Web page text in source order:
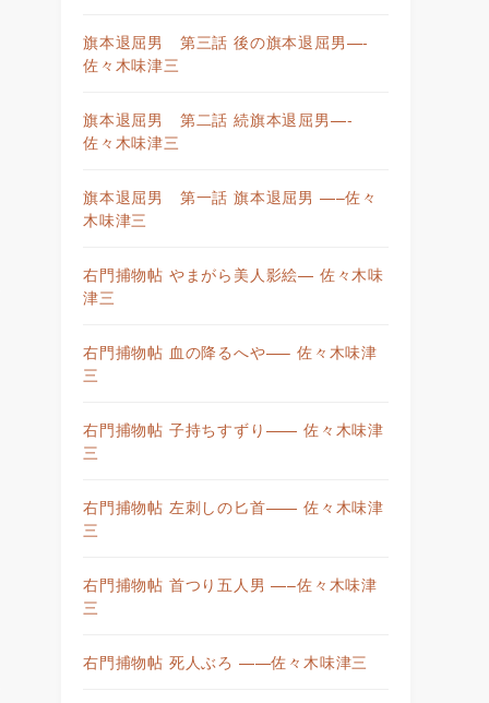
旗本退屈男 第三話 後の旗本退屈男—-
佐々木味津三
旗本退屈男 第二話 続旗本退屈男—-
佐々木味津三
旗本退屈男 第一話 旗本退屈男 —–佐々
木味津三
右門捕物帖 やまがら美人影絵— 佐々木味
津三
右門捕物帖 血の降るへや—– 佐々木味津
三
右門捕物帖 子持ちすずり—— 佐々木味津
三
右門捕物帖 左刺しの匕首—— 佐々木味津
三
右門捕物帖 首つり五人男 —–佐々木味津
三
右門捕物帖 死人ぶろ ——佐々木味津三